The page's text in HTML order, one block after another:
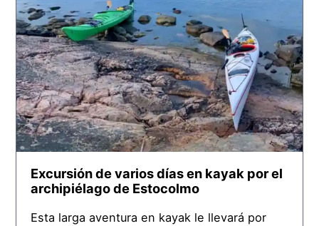
Excursión de varios días en kayak por el
archipiélago de Estocolmo
Esta larga aventura en kayak le llevará por